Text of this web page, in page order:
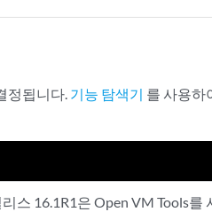
정됩니다. 기능 탐색기 를 사용하
스 16.1R1은 Open VM Tools를